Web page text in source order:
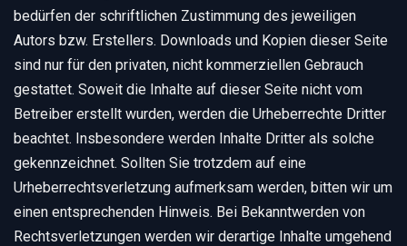
bedürfen der schriftlichen Zustimmung des jeweiligen
Autors bzw. Erstellers. Downloads und Kopien dieser Seite
sind nur für den privaten, nicht kommerziellen Gebrauch
gestattet. Soweit die Inhalte auf dieser Seite nicht vom
Betreiber erstellt wurden, werden die Urheberrechte Dritter
beachtet. Insbesondere werden Inhalte Dritter als solche
gekennzeichnet. Sollten Sie trotzdem auf eine
Urheberrechtsverletzung aufmerksam werden, bitten wir um
einen entsprechenden Hinweis. Bei Bekanntwerden von
Rechtsverletzungen werden wir derartige Inhalte umgehend